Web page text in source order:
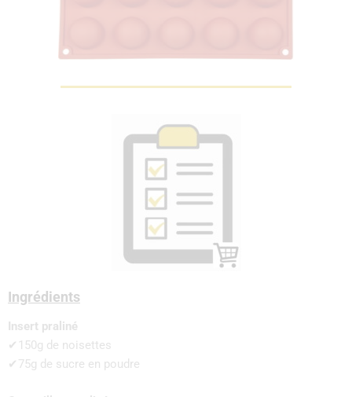
Ingrédients
Insert praliné
✔150g de noisettes
✔75g de sucre en poudre